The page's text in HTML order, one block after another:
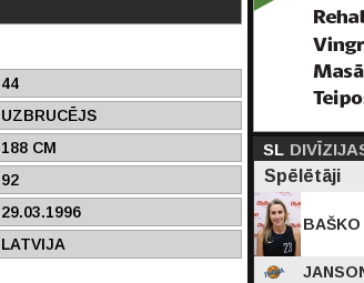
44
UZBRUCĒJS
188 CM
92
29.03.1996
LATVIJA
SL
Spēlētāji
BAŠKO